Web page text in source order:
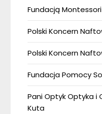
Fundacją
Polski Koncern
Polski Koncern
Fundacja Pomocy
Pani Optyk Optyka
Kuta